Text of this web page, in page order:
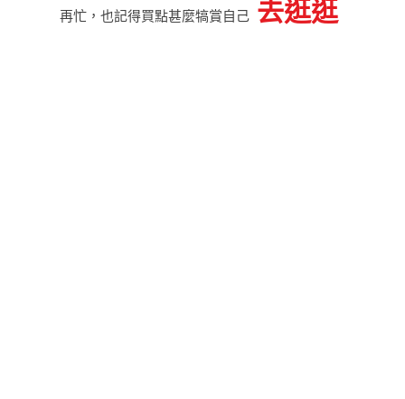
再忙，也記得買點甚麼犒賞自己 去逛逛